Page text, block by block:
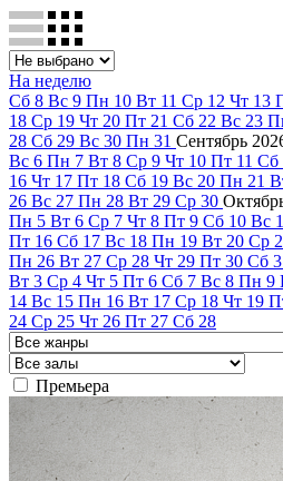
На неделю
Сб 8 Вс 9 Пн 10 Вт 11 Ср 12 Чт 13
18 Ср 19 Чт 20 Пт 21 Сб 22 Вс 23
28 Сб 29 Вс 30 Пн 31 Сентябрь
Вс 6 Пн 7 Вт 8 Ср 9 Чт 10 Пт 11 Сб
16 Чт 17 Пт 18 Сб 19 Вс 20 Пн 21
26 Вс 27 Пн 28 Вт 29 Ср 30
Пн 5 Вт 6 Ср 7 Чт 8 Пт 9 Сб 10 Вс
Пт 16 Сб 17 Вс 18 Пн 19 Вт 20 Ср
Пн 26 Вт 27 Ср 28 Чт 29 Пт 30 Сб
Вт 3 Ср 4 Чт 5 Пт 6 Сб 7 Вс 8 Пн 9
14 Вс 15 Пн 16 Вт 17 Ср 18 Чт 19
24 Ср 25 Чт 26 Пт 27 Сб 28
Премьера